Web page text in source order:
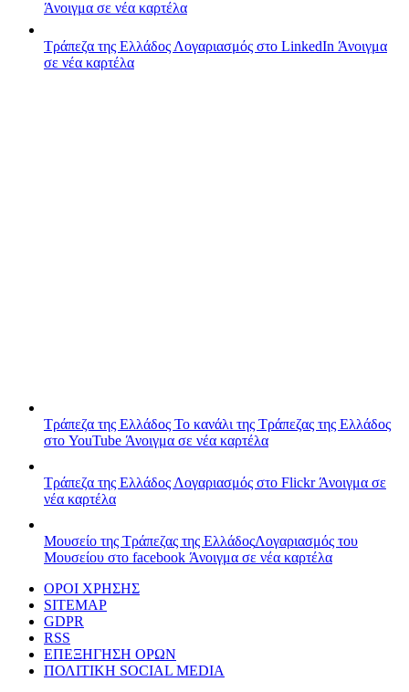
Άνοιγμα σε νέα καρτέλα
Τράπεζα της Ελλάδος Λογαριασμός στο LinkedIn Άνοιγμα
σε νέα καρτέλα
Τράπεζα της Ελλάδος Το κανάλι της Τράπεζας της Ελλάδος
στο YouTube Άνοιγμα σε νέα καρτέλα
Τράπεζα της Ελλάδος Λογαριασμός στο FlickrΆνοιγμα σε
νέα καρτέλα
Μουσείο της Τράπεζας της ΕλλάδοςΛογαριασμός του
Μουσείου στο facebook Άνοιγμα σε νέα καρτέλα
ΟΡΟΙ ΧΡΗΣΗΣ
SITEMAP
GDPR
RSS
ΕΠΕΞΗΓΗΣΗ ΟΡΩΝ
ΠΟΛΙΤΙΚΗ SOCIAL MEDIA